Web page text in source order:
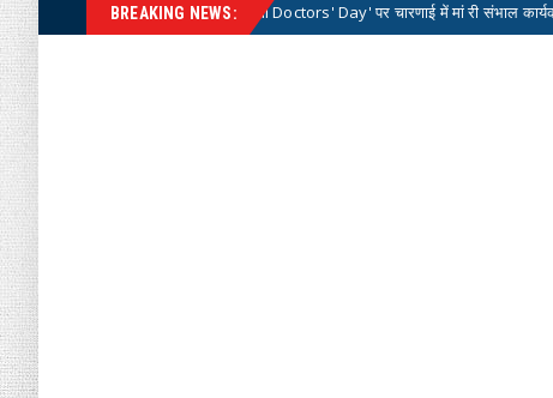
BREAKING NEWS:
डॉक्टर्स डे 'National Doctors' Day' पर चारणाई में मां री संभाल कार्यक्रम आयोजित